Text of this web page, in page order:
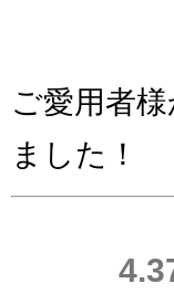
ご愛用者
ました！